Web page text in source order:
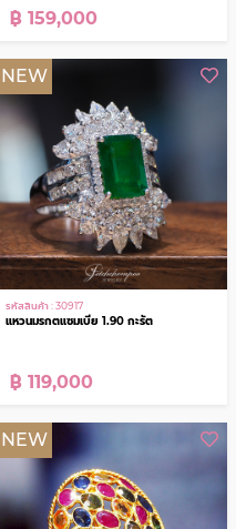
รหัสสินค้า : 30936
แหวนทับทิม Mozambique Imperial
Royale 3.96 กะรัต ฝังเพชร | GFCO
฿ 159,000
NEW
รหัสสินค้า : 30917
แหวนมรกตแซมเบีย 1.90 กะรัต